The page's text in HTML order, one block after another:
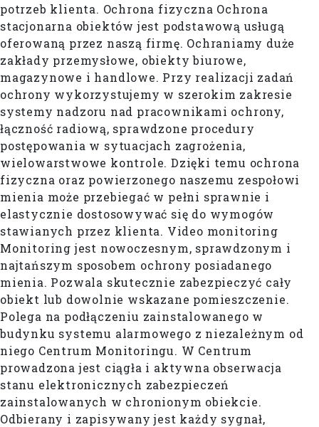
potrzeb klienta. Ochrona fizyczna Ochrona
stacjonarna obiektów jest podstawową usługą
oferowaną przez naszą firmę. Ochraniamy duże
zakłady przemysłowe, obiekty biurowe,
magazynowe i handlowe. Przy realizacji zadań
ochrony wykorzystujemy w szerokim zakresie
systemy nadzoru nad pracownikami ochrony,
łączność radiową, sprawdzone procedury
postępowania w sytuacjach zagrożenia,
wielowarstwowe kontrole. Dzięki temu ochrona
fizyczna oraz powierzonego naszemu zespołowi
mienia może przebiegać w pełni sprawnie i
elastycznie dostosowywać się do wymogów
stawianych przez klienta. Video monitoring
Monitoring jest nowoczesnym, sprawdzonym i
najtańszym sposobem ochrony posiadanego
mienia. Pozwala skutecznie zabezpieczyć cały
obiekt lub dowolnie wskazane pomieszczenie.
Polega na podłączeniu zainstalowanego w
budynku systemu alarmowego z niezależnym od
niego Centrum Monitoringu. W Centrum
prowadzona jest ciągła i aktywna obserwacja
stanu elektronicznych zabezpieczeń
zainstalowanych w chronionym obiekcie.
Odbierany i zapisywany jest każdy sygnał,